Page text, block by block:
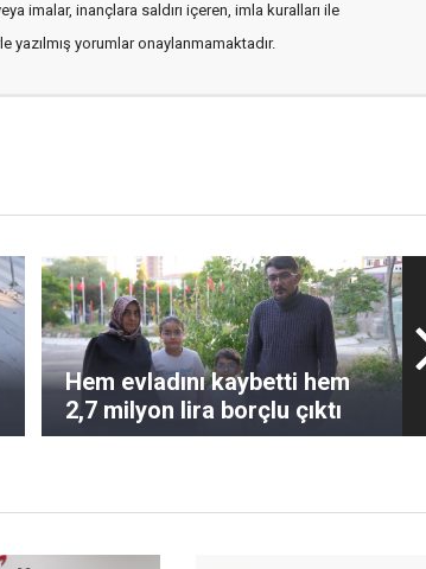
imalar, inançlara saldırı içeren, imla kuralları ile
yazılmış yorumlar onaylanmamaktadır.
Hem evladını kaybetti hem
2,7 milyon lira borçlu çıktı